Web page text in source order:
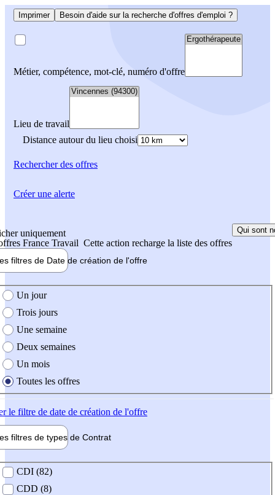
Imprimer Besoin d'aide sur la recherche d'offres d'emploi ?
Métier, compétence, mot-clé, numéro d'offre
Lieu de travail
Distance autour du lieu choisi
Rechercherdes offres
uniquement
France Travail Cette action recharge la liste des offres
Qui sont
filtres de Date de création de l'offre
création de l'offre
Un jour
Trois jours
Une semaine
Deux semaines
Un mois
Toutes les offres
le filtre de date de création de l'offre
filtres de types de Contrat
contrat
CDI (82)
CDD (8)
Créer une alerte